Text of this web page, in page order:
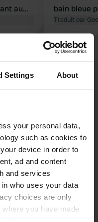
Settings About
your personal data,
such as cookies to
device in order to
ad and content
and services
who uses your data
choices are only
you have made
au
bain bleue
Traduit par